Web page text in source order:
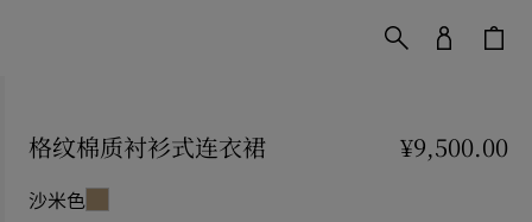
格纹棉质衬衫式连衣裙 价格 ¥9,500.00¥9,500.00
沙米色